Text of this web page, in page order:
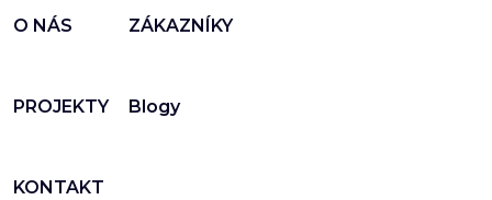
O NÁS ZÁKAZNÍKY
PROJEKTY Blogy
KONTAKT